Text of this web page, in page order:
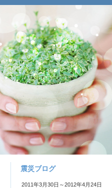
震災ブログ
2011年3月30日～2012年4月24日